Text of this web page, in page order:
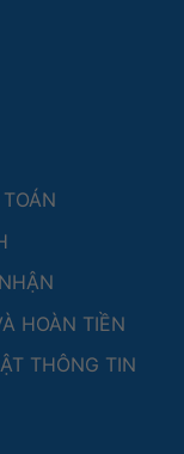
HOÀN TIỀN
THÔNG TIN